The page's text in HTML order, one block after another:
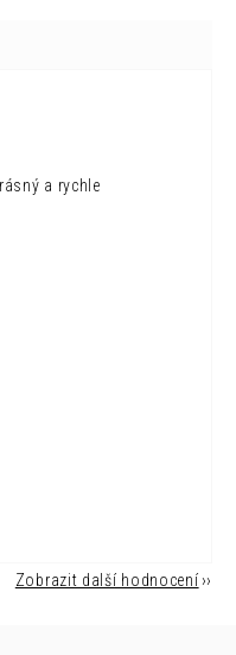
a rychle
Zobrazit další hodnocení